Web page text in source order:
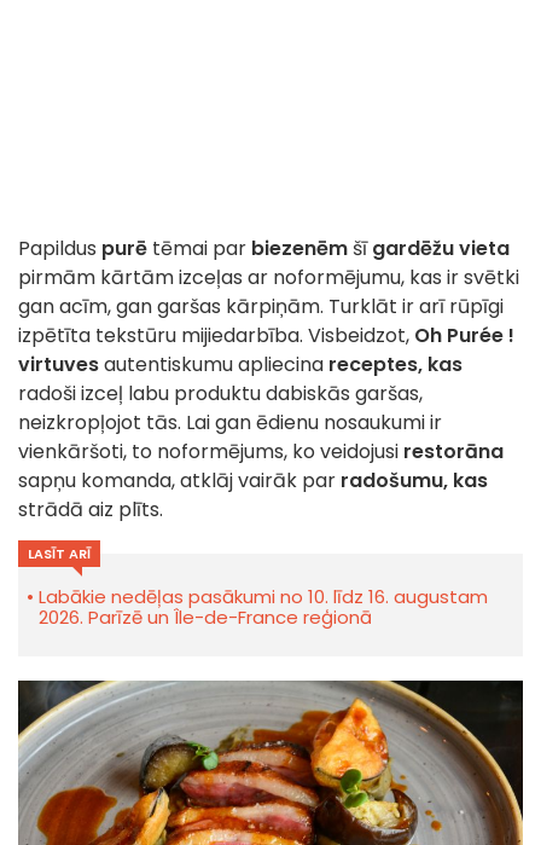
Papildus purē tēmai par biezenēm šīgardēžu vieta
pirmām kārtām izceļas ar noformējumu, kas ir svētki
gan acīm, gan garšas kārpiņām. Turklāt ir arī rūpīgi
izpētīta tekstūru mijiedarbība. Visbeidzot, Oh Purée !
virtuvesautentiskumu apliecina receptes, kas
radoši izceļ labu produktu dabiskās garšas,
neizkropļojot tās. Lai gan ēdienu nosaukumi ir
vienkāršoti, to noformējums, ko veidojusi restorāna
sapņu komanda, atklāj vairāk par radošumu, kas
strādā aiz plīts.
LASĪT ARĪ
Labākie nedēļas pasākumi no 10. līdz 16. augustam
2026. Parīzē un Île-de-France reģionā